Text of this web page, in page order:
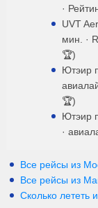
·
UVT
мин. ·
🏆)
Ютэир
🏆)
Ютэир
·
Все рейсы из
Все рейсы из
Сколько лететь